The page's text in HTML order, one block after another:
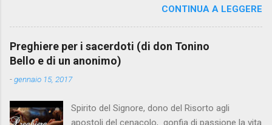
www.facebook.com/PaolineGiovanieVangelo/ Carimo **
http://www.carimo.it Contiene i Catechismo della Chiesa
Cattolica, la Bibbia a Fumetti (novità assoluta in internet), il
pensiero di S.Tommaso, encicliche, scritti di Albino Luciani,
oroscopo... da ridere, e altri temi interessanti. Catechismo
www.vatican.va/archive/ITA0014/_INDEX.HTM ; Indice e testo
CONTINUA A LEGGERE
Preghiere per i sacerdoti (di don Tonino
Bello e di un anonimo)
-gennaio 15, 2017
Spirito del Signore, dono del Risorto agli
apostoli del cenacolo, gonfia di passione la vita